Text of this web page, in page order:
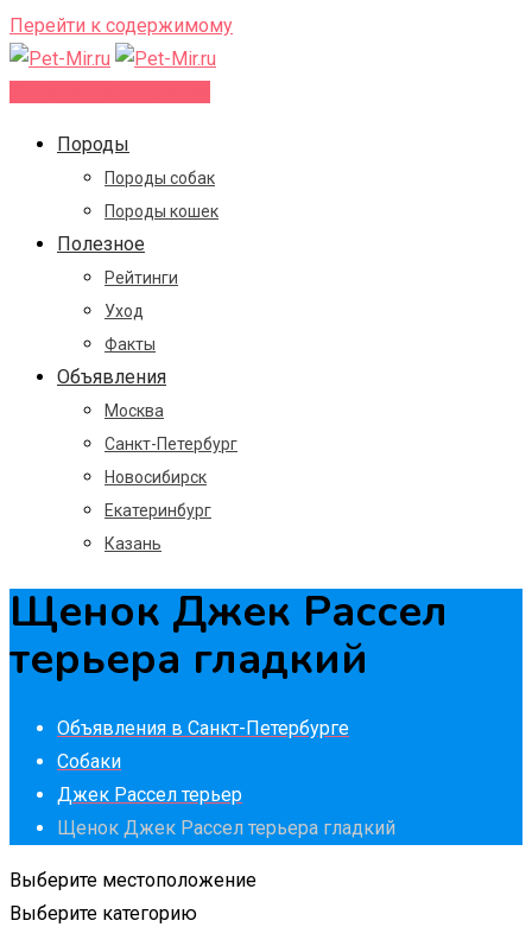
Перейти к содержимому
Породы
Породы собак
Породы кошек
Полезное
Рейтинги
Уход
Факты
Объявления
Москва
Санкт-Петербург
Новосибирск
Екатеринбург
Казань
Щенок Джек Рассел
терьера гладкий
Объявления в Санкт-Петербурге
Собаки
Джек Рассел терьер
Щенок Джек Рассел терьера гладкий
Выберите местоположение
Выберите категорию